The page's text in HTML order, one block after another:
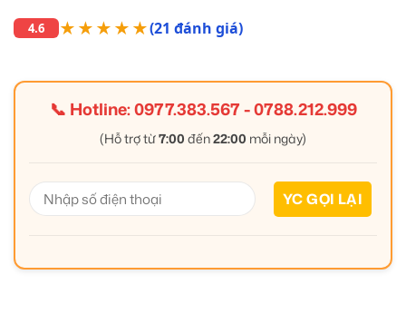
4.6 ★★★★★(21 đánh giá)
📞 Hotline:0977.383.567-0788.212.999
(Hỗ trợ từ7:00 đến22:00 mỗi ngày)